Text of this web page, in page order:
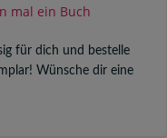
mal ein Buch
für dich und bestelle
Wünsche dir eine